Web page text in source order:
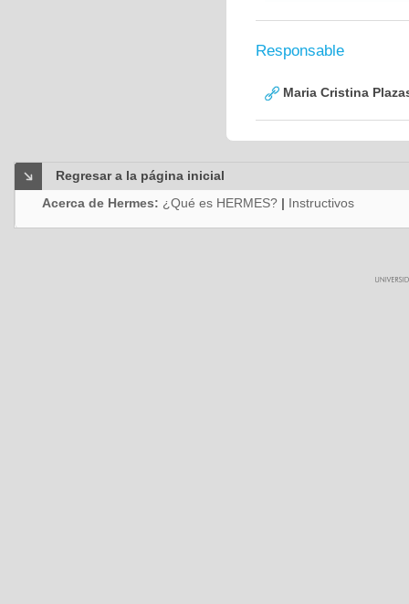
Responsable
Maria Cristina
Regresar a la página inicial
Acerca de Hermes: ¿Qué es HERMES? | Instructivos